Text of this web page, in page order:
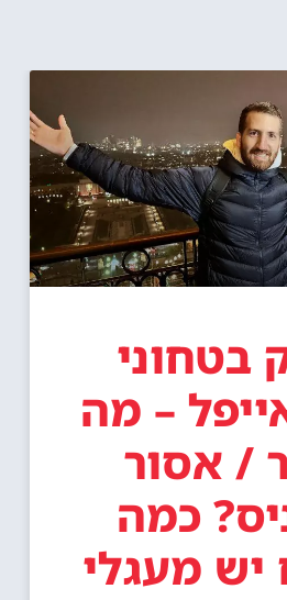
בטחוני
– מה
/ אסור
כמה
יש מעגלי